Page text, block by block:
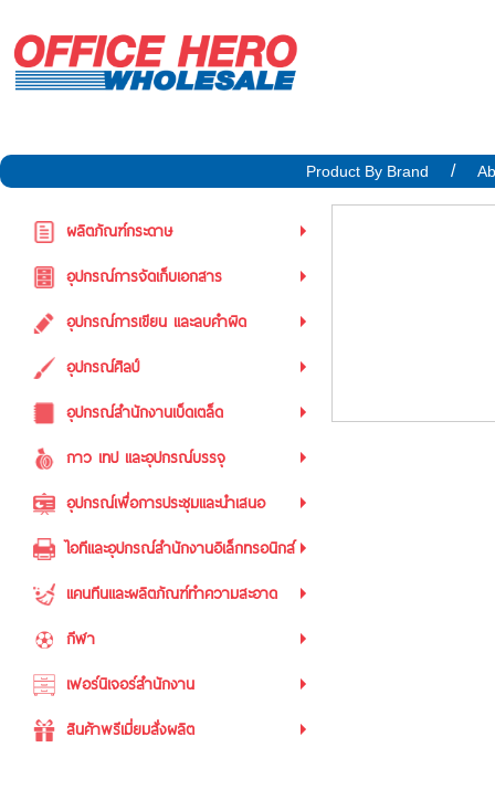
Product By Brand
ผลิตภัณฑ์กระดาษ
อุปกรณ์การจัดเก็บเอกสาร
อุปกรณ์การเขียน และลบคำผิด
อุปกรณ์ศิลป์
อุปกรณ์สำนักงานเบ็ดเตล็ด
กาว เทป และอุปกรณ์บรรจุ
อุปกรณ์เพื่อการประชุมและนำเสนอ
ไอทีและอุปกรณ์สำนักงานอิเล็กทรอนิกส์
แคนทีนและผลิตภัณฑ์ทำความสะอาด
กีฬา
เฟอร์นิเจอร์สำนักงาน
สินค้าพรีเมี่ยมสั่งผลิต